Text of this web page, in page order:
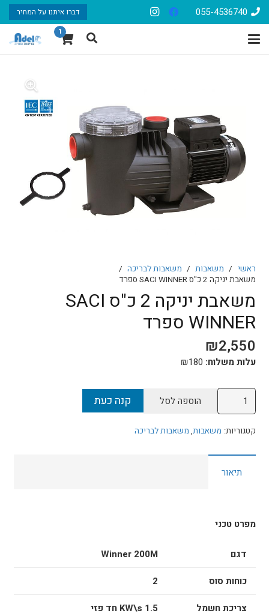
055-4536740 דברו איתנו על המחיר
1
ראשי / משאבות / משאבות לבריכה /
משאבת יניקה 2 כ"ס SACI WINNER ספרד
משאבת יניקה 2 כ"ס SACI
WINNER ספרד
₪2,550
עלות משלוח: ₪180
כמות
של
משאבת
2
ספרד
הוספה לסל קנה כעת
קטגוריות: משאבות, משאבות לבריכה
תיאור
מפרט טכני
דגם Winner 200M
כוחות סוס 2
צריכת חשמל 1.5 KW\s חד פזי